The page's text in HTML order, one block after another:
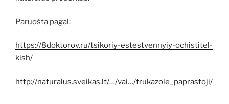
Paruošta pagal:
https://8doktorov.ru/tsikoriy-estestvennyiy-ochistitel-
kish/
http://naturalus.sveikas.lt/…/vai…/trukazole_paprastoji/